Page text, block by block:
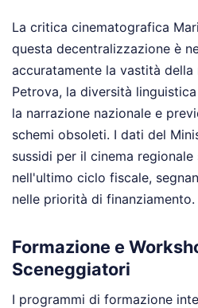
La critica cinematografica
questa decentralizzazione è
accuratamente la vastità della
Petrova, la diversità
la narrazione nazionale e
schemi obsoleti. I dati del
sussidi per il cinema
nell'ultimo ciclo fiscale,
nelle priorità di finanziamento.
Formazione e
Sceneggiatori
I programmi di formazione